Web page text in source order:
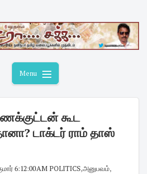
Menu
கூட
டாக்டர் ராம் தாஸ்
·6:12:00 AM POLITICS,அனுபவம்,